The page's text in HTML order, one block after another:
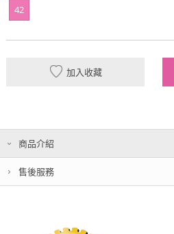
42
加入收藏
商品介紹
售後服務